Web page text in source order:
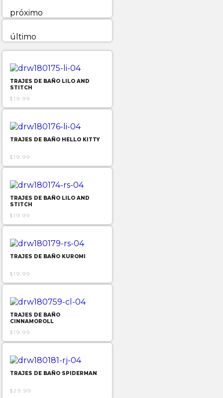
próximo
último
TRAJES DE BAÑO LILO AND
STITCH
$19.99
TRAJES DE BAÑO HELLO KITTY
$19.99
TRAJES DE BAÑO LILO AND
STITCH
$19.99
TRAJES DE BAÑO KUROMI
$19.99
TRAJES DE BAÑO
CINNAMOROLL
$19.99
TRAJES DE BAÑO SPIDERMAN
$29.99